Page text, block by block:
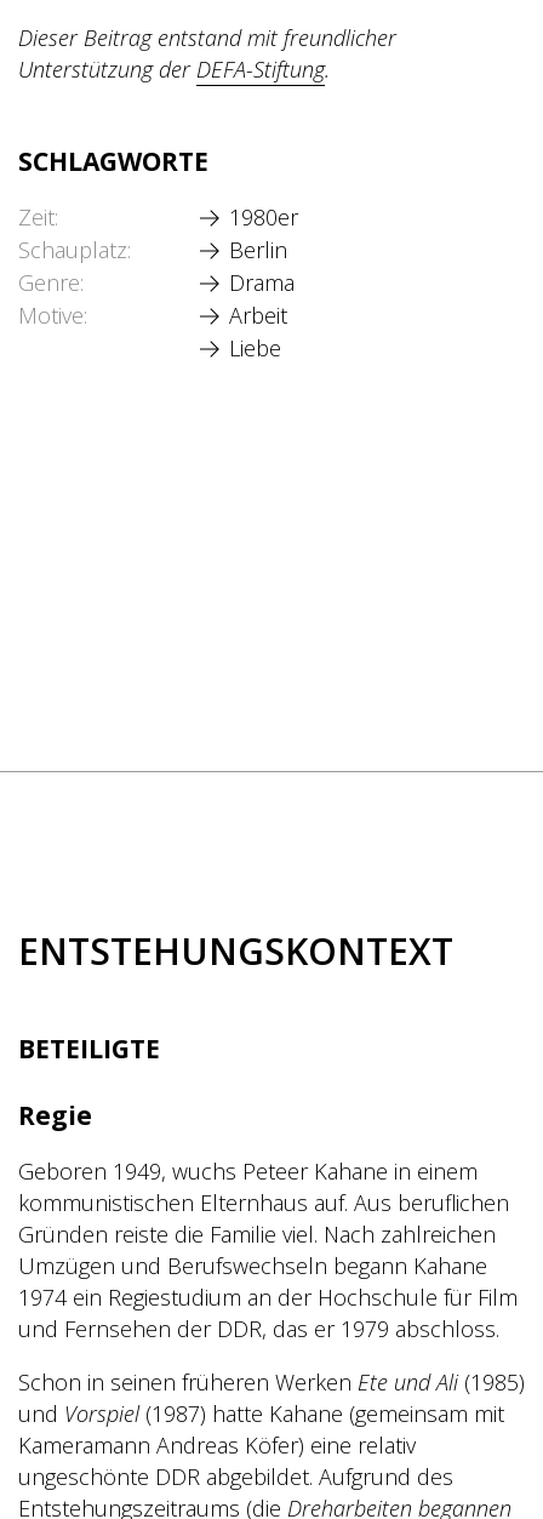
Dieser Beitrag entstand mit freundlicher
Unterstützung der DEFA-Stiftung.
SCHLAGWORTE
Zeit
1980er
Schauplatz
Berlin
Genre
Drama
Motive
Arbeit
Liebe
ENTSTEHUNGSKONTEXT
BETEILIGTE
Regie
Geboren 1949, wuchs Peteer Kahane in einem
kommunistischen Elternhaus auf. Aus beruflichen
Gründen reiste die Familie viel. Nach zahlreichen
Umzügen und Berufswechseln begann Kahane
1974 ein Regiestudium an der Hochschule für Film
und Fernsehen der DDR, das er 1979 abschloss.
Schon in seinen früheren Werken Ete und Ali(1985)
und Vorspiel(1987) hatte Kahane (gemeinsam mit
Kameramann Andreas Köfer) eine relativ
ungeschönte DDR abgebildet. Aufgrund des
Entstehungszeitraums (die Dreharbeiten begannen